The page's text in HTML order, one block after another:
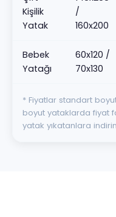
Kişilik
Yatak
/
160x200
Bebek
Yatağı
60x120 /
70x130
* Fiyatlar standart
boyut yataklarda fiyat
yatak yıkatanlara